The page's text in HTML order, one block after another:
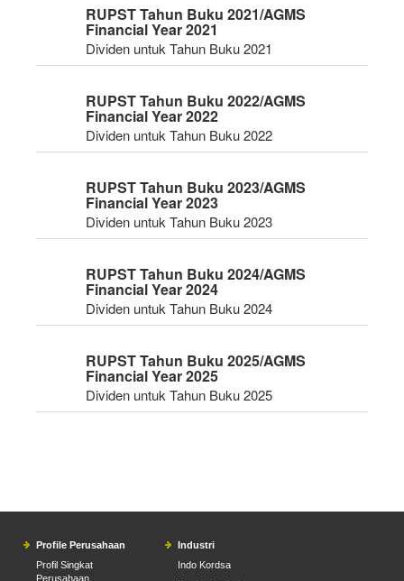
RUPST Tahun Buku 2021/AGMS
Financial Year 2021
Dividen untuk Tahun Buku 2021
RUPST Tahun Buku 2022/AGMS
Financial Year 2022
Dividen untuk Tahun Buku 2022
RUPST Tahun Buku 2023/AGMS
Financial Year 2023
Dividen untuk Tahun Buku 2023
RUPST Tahun Buku 2024/AGMS
Financial Year 2024
Dividen untuk Tahun Buku 2024
RUPST Tahun Buku 2025/AGMS
Financial Year 2025
Dividen untuk Tahun Buku 2025
Profile Perusahaan
Profil Singkat
Perusahaan
Industri
Indo Kordsa